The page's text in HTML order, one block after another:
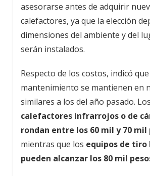
asesorarse antes de adquirir
calefactores, ya que la elección
dimensiones del ambiente y del
serán instalados.
Respecto de los costos, indicó
mantenimiento se mantienen en
similares a los del año pasado.
calefactores infrarrojos o de
rondan entre los 60 mil y 70 mil
mientras que los equipos de tiro
pueden alcanzar los 80 mil